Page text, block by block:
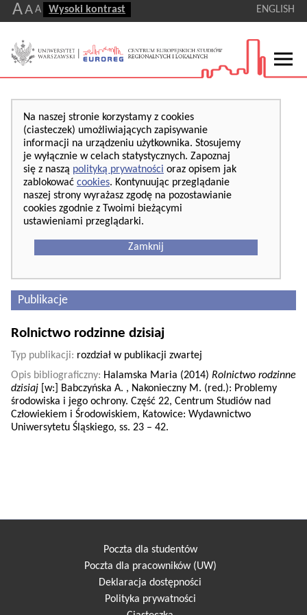
AA A Wysoki kontrast ENGLISH
Na naszej stronie korzystamy z cookies
(ciasteczek) umożliwiających zapisywanie
informacji na urządzeniu użytkownika. Stosujemy
je wyłącznie w celach statystycznych. Zapoznaj
się z naszą polityką prywatności oraz opisem jak
zablokować cookies. Kontynuując przeglądanie
naszej strony wyrażasz zgodę na pozostawianie
cookies zgodnie z Twoimi bieżącymi
ustawieniami przeglądarki.
Zamknij
Publikacje
Rolnictwo rodzinne dzisiaj
Typ publikacji: rozdział w publikacji zwartej
Opis bibliograficzny: Halamska Maria (2014) Rolnictwo rodzinne
dzisiaj [w:] Babczyńska A. , Nakonieczny M. (red.): Problemy
środowiska i jego ochrony. Część 22, Centrum Studiów nad
Człowiekiem i Środowiskiem, Katowice: Wydawnictwo
Uniwersytetu Śląskiego, ss. 23 – 42.
Poczta dla studentów
Poczta dla pracowników (UW)
Deklaracja dostępności
Polityka prywatności